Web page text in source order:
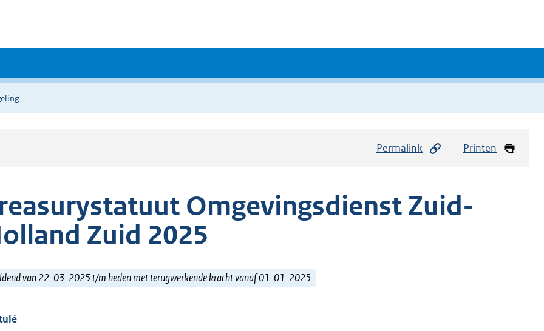
Permalink Printen
Omgevingsdienst Zuid-
Zuid 2025
van 22-03-2025 t/m heden met terugwerkende kracht vanaf 01-01-2025